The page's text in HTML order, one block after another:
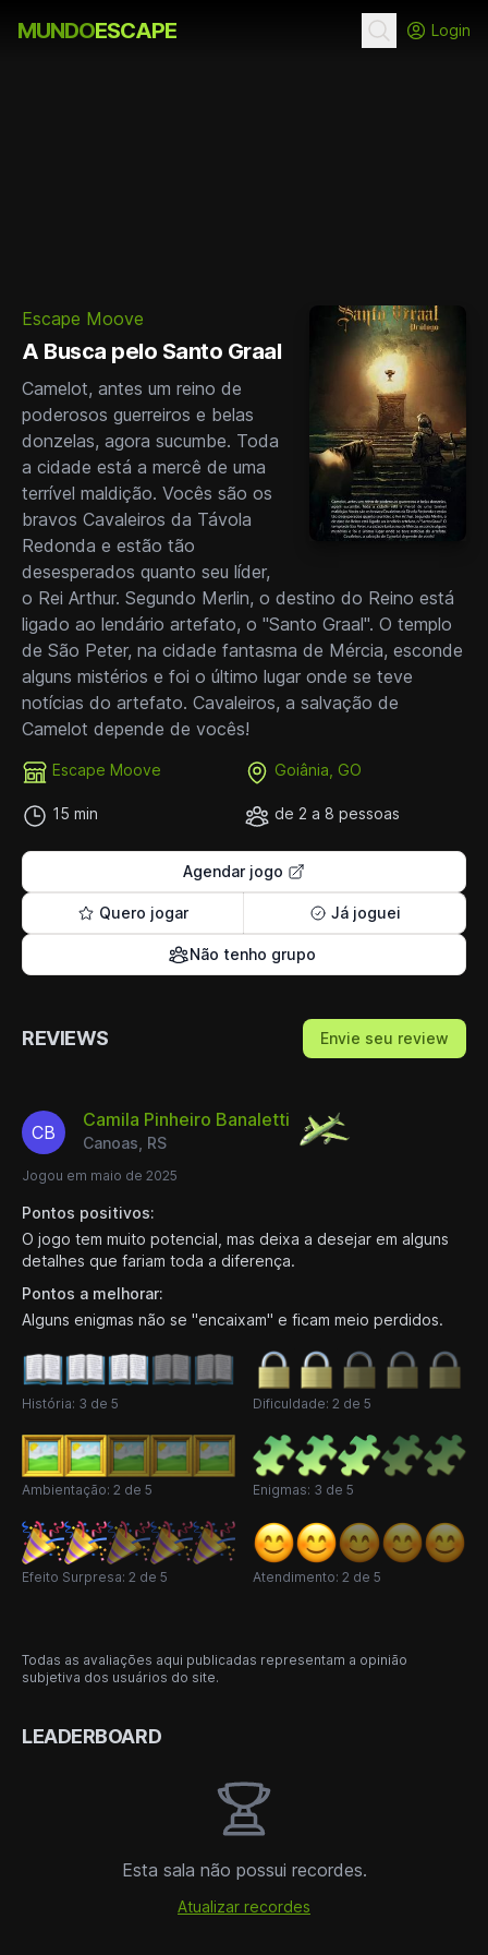
MUNDOESCAPE Login
Escape Moove
A Busca pelo Santo Graal
Camelot, antes um reino de
poderosos guerreiros e belas
donzelas, agora sucumbe. Toda
a cidade está a mercê de uma
terrível maldição. Vocês são os
bravos Cavaleiros da Távola
Redonda e estão tão
desesperados quanto seu líder,
o Rei Arthur. Segundo Merlin, o destino do Reino está
ligado ao lendário artefato, o "Santo Graal". O templo
de São Peter, na cidade fantasma de Mércia, esconde
alguns mistérios e foi o último lugar onde se teve
notícias do artefato. Cavaleiros, a salvação de
Camelot depende de vocês!
Escape Moove Goiânia, GO
15 min de 2 a 8 pessoas
Agendar jogo
Quero jogar Já joguei
Não tenho grupo
REVIEWS Envie seu review
CB
Camila Pinheiro Banaletti
Canoas, RS
Jogou em maio de 2025
Pontos positivos:
O jogo tem muito potencial, mas deixa a desejar em alguns
detalhes que fariam toda a diferença.
Pontos a melhorar:
Alguns enigmas não se "encaixam" e ficam meio perdidos.
História: 3 de 5 Dificuldade: 2 de 5
Ambientação: 2 de 5 Enigmas: 3 de 5
Efeito Surpresa: 2 de 5 Atendimento: 2 de 5
Todas as avaliações aqui publicadas representam a opinião
subjetiva dos usuários do site.
LEADERBOARD
Esta sala não possui recordes.
Atualizar recordes